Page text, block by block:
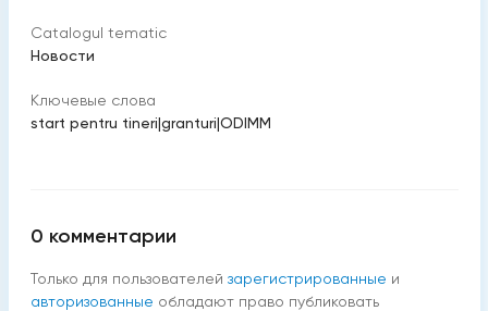
Catalogul tematic
Новости
Ключевые слова
start pentru tineri|granturi|ODIMM
0 комментарии
Только для пользователей зарегистрированные и
авторизованные обладают право публиковать